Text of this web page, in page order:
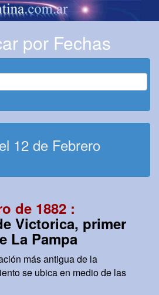
por Fechas
12 de Febrero
de 1882 :
Victorica, primer
La Pampa
más antigua de la
se ubica en medio de las